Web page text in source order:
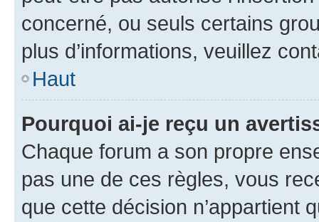
concerné, ou seuls certains
plus d’informations, veuillez
Haut
Pourquoi ai-je reçu un
Chaque forum a son propre
pas une de ces règles, vous
que cette décision n’appartient